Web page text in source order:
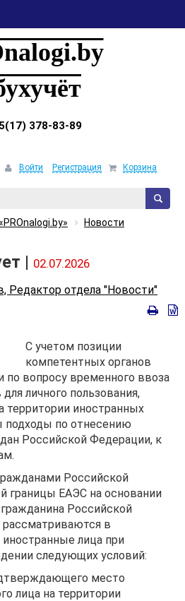
378-83-89
Войти Регистрация Корзина
Новости
| 02.07.2026
Редактор отдела "Новости"
С учетом позиции
компетентных органов
по вопросу временного ввоза
личного пользования,
территории иностранных
подходы по отнесению
Российской Федерации, к
Российской
границы ЕАЭС на основании
гражданина Российской
в
лица при
следующих условий:
место
лица на территории